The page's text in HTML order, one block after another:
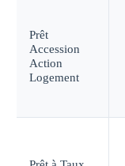
Prêt
Accession
Action
Logement